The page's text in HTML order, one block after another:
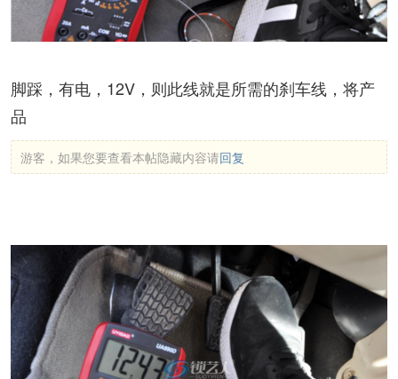
脚踩，有电，12V，则此线就是所需的刹车线，将产
品
游客，如果您要查看本帖隐藏内容请回复